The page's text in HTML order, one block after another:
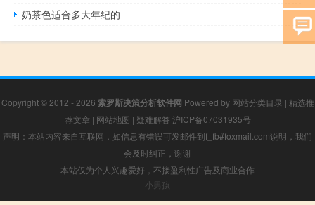
奶茶色适合多大年纪的
Copyright © 2012 - 2026 索罗斯决策分析软件网 Powered by 网站分类目录 | 精选推
荐文章 | 网站地图 | 疑难解答 沪ICP备07031935号
声明：本站内容来自互联网，如信息有错误可发邮件到f_fb#foxmail.com说明，我们
会及时纠正，谢谢
本站仅为个人兴趣爱好，不接盈利性广告及商业合作
小男孩